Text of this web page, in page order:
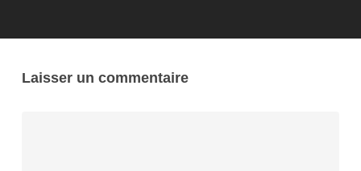
Laisser un commentaire